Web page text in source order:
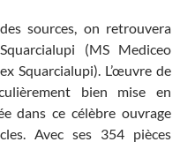
sources, on retrouvera
(MS Mediceo
Squarcialupi). L’œuvre de
bien mise en
dans ce célèbre ouvrage
Avec ses 354 pièces